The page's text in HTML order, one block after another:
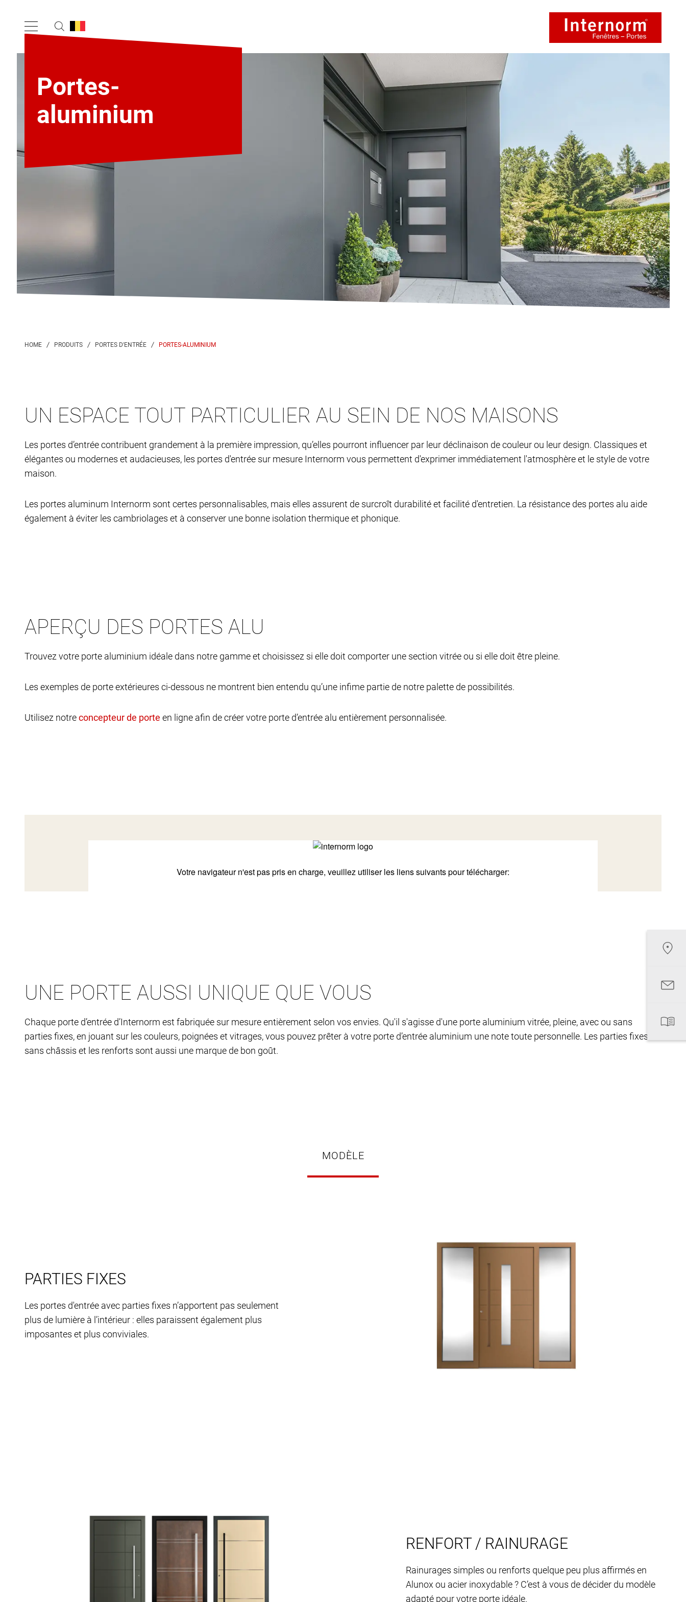
Portes-
aluminium
PORTES-ALUMINIUM
UN ESPACE TOUT PARTICULIER AU SEIN DE NOS MAISONS
Les portes d’entrée contribuent grandement à la première impression, qu’elles pourront influencer par leur déclinaison de couleur ou leur design. Classiques et
élégantes ou modernes et audacieuses, les portes d'entrée sur mesure Internorm vous permettent d'exprimer immédiatement l'atmosphère et le style de votre
maison.
Les portes aluminum Internorm sont certes personnalisables, mais elles assurent de surcroît durabilité et facilité d'entretien. La résistance des portes alu aide
également à éviter les cambriolages et à conserver une bonne isolation thermique et phonique.
APERÇU DES PORTES ALU
Trouvez votre porte aluminium idéale dans notre gamme et choisissez si elle doit comporter une section vitrée ou si elle doit être pleine.
Les exemples de porte extérieures ci-dessous ne montrent bien entendu qu’une infime partie de notre palette de possibilités.
Utilisez notre en ligne afin de créer votre porte d’entrée alu entièrement personnalisée.
UNE PORTE AUSSI UNIQUE QUE VOUS
Chaque porte d’entrée d’Internorm est fabriquée sur mesure entièrement selon vos envies. Qu'il s'agisse d'une porte aluminium vitrée, pleine, avec ou sans
parties fixes, en jouant sur les couleurs, poignées et vitrages, vous pouvez prêter à votre porte d’entrée aluminium une note toute personnelle. Les parties fixes
sans châssis et les renforts sont aussi une marque de bon goût.
MODÈLE
PARTIES FIXES
Les portes d'entrée avec parties fixes n’apportent pas seulement
plus de lumière à l’intérieur : elles paraissent également plus
imposantes et plus conviviales.
RENFORT / RAINURAGE
Rainurages simples ou renforts quelque peu plus affirmés en
Alunox ou acier inoxydable ? C’est à vous de décider du modèle
adapté pour votre porte idéale.